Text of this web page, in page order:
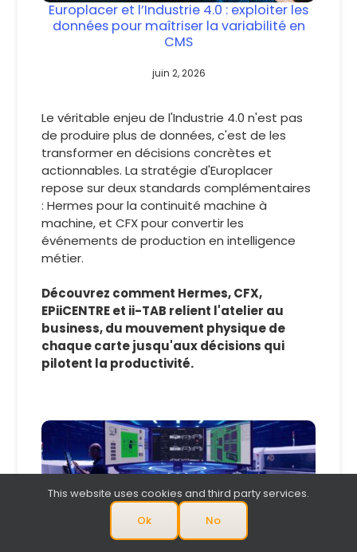
Europlacer et l’Industrie 4.0 : exploiter les
données pour maîtriser la variabilité en
CMS
juin 2, 2026
Le véritable enjeu de l'Industrie 4.0 n'est pas
de produire plus de données, c'est de les
transformer en décisions concrètes et
actionnables. La stratégie d'Europlacer
repose sur deux standards complémentaires
: Hermes pour la continuité machine à
machine, et CFX pour convertir les
événements de production en intelligence
métier.
Découvrez comment Hermes, CFX,
EPiiCENTRE et ii-TAB relient l'atelier au
business, du mouvement physique de
chaque carte jusqu'aux décisions qui
pilotent la productivité.
Pourquoi le logiciel est au cœur de la
performance en environnement high-mix
This website uses cookies and third party services.
Ok
No